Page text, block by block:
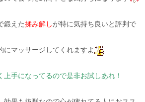
鍛えた揉み解しが特に気持ち良いと評判で
にマッサージしてくれますよ
上手になってるので是非お試しあれ！